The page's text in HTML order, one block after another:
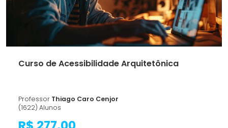
Curso de Acessibilidade Arquitetônica
Professor Thiago Caro Cenjor
(1622) Alunos